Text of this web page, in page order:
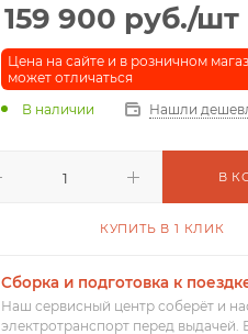
159 900 руб./шт
Цена на сайте и в розничном
может отличаться
В наличии
Нашли
В
КУПИТЬ В 1 КЛИК
Сборка и подготовка к
Наш сервисный центр соберёт и
электротранспорт перед выдачей.